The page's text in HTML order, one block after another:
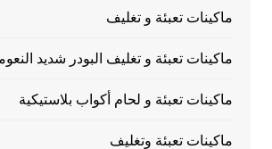
ماكينات تعبئة و تغليف
ماكينات تعبئة و تغليف البودر شديد
ماكينات تعبئة و لحام أكواب بلاستيكية
ماكينات تعبئة وتغليف